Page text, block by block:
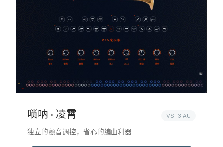
唢呐 · 凌霄 VST3 AU
独立的颤音调控，省心的编曲利器